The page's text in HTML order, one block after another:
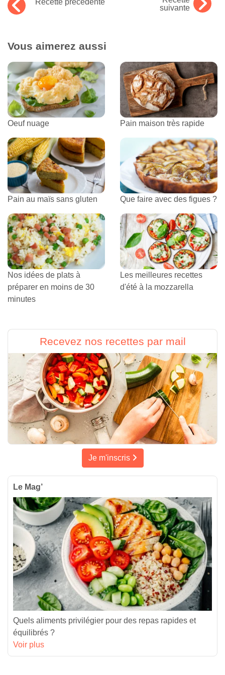
suivante
Vous aimerez aussi
Oeuf nuage Pain maison très rapide
Pain au maïs sans gluten Que faire avec des figues ?
Nos idées de plats à
préparer en moins de 30
minutes
Les meilleures recettes
d'été à la mozzarella
Recevez nos recettes par mail
Je m'inscris
Le Mag’
Quels aliments privilégier pour des repas rapides et
équilibrés ?
Voir plus